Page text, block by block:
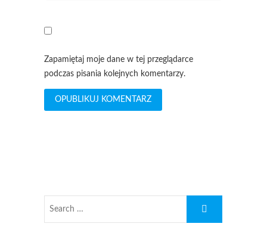
Zapamiętaj moje dane w tej przeglądarce
podczas pisania kolejnych komentarzy.